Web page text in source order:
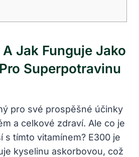
Jak Funguje Jako
Superpotravinu
pro své prospěšné účinky
a celkové zdraví. Ale co je
s tímto vitamínem? E300 je
kyselinu askorbovou, což